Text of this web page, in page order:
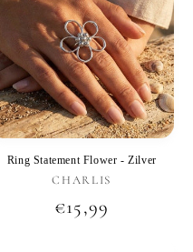
Ring Statement Flower - Zilver
Verkoper:
CHARLIS
Normale
€15,99